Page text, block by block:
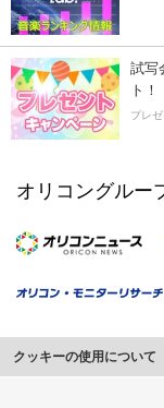
試写
ト！
プレ
オリコングルー
クッキーの使用について
このサイトでは Cookie